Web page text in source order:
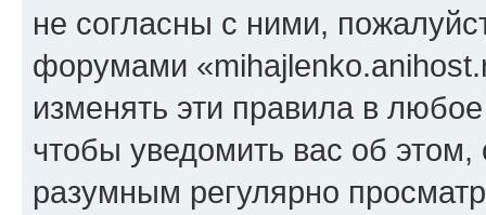
не согласны с ними,
форумами
изменять эти правила в
чтобы уведомить вас об
разумным регулярно